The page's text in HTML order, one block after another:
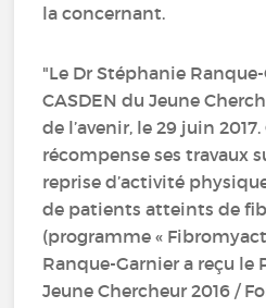
la concernant.
"Le Dr Stéphanie
CASDEN du Jeune
de l’avenir, le 29 juin
récompense ses travaux
reprise d’activité
de patients atteints de
(programme «
Ranque-Garnier a reçu le
Jeune Chercheur 2016 /